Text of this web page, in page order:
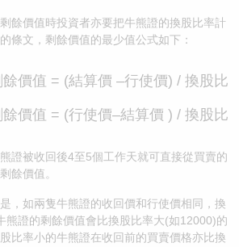
餘價值時投資者亦要把牛熊證的換股比率計
條文，剩餘價值的最少值公式如下：
價值 = (結算價 –行使價) / 換股比
價值 = (行使價–結算價 ) / 換股比
證被收回後4至5個工作天就可直接從買賣的
餘價值。
，如兩隻牛熊證的收回價和行使價相同，換
熊證的剩餘價值會比換股比率大(如12000)的
比率小的牛熊證在收回前的買賣價格亦比換